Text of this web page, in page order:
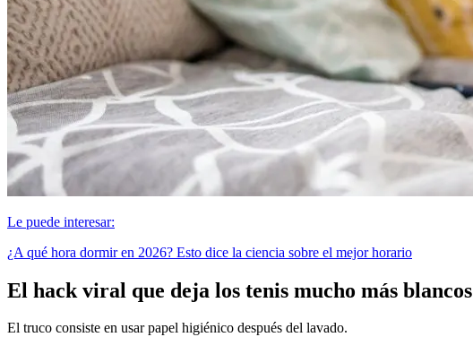
Le puede interesar:
¿A qué hora dormir en 2026? Esto dice la ciencia sobre el mejor horario
El hack viral que deja los tenis mucho más blancos
El truco consiste en usar papel higiénico después del lavado.